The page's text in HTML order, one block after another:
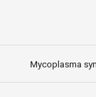
Mycoplasma